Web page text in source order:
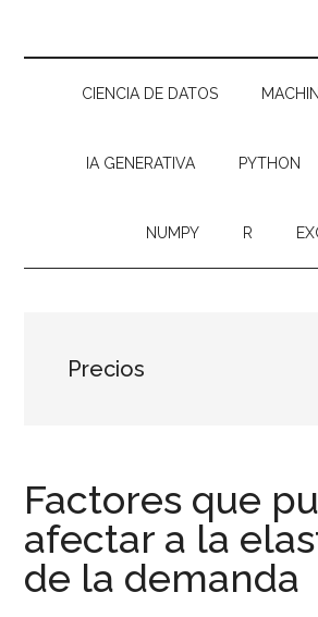
CIENCIA DE DATOS
IA GENERATIVA PYTHON
NUMPY R
Precios
Factores que
afectar a la
de la demanda